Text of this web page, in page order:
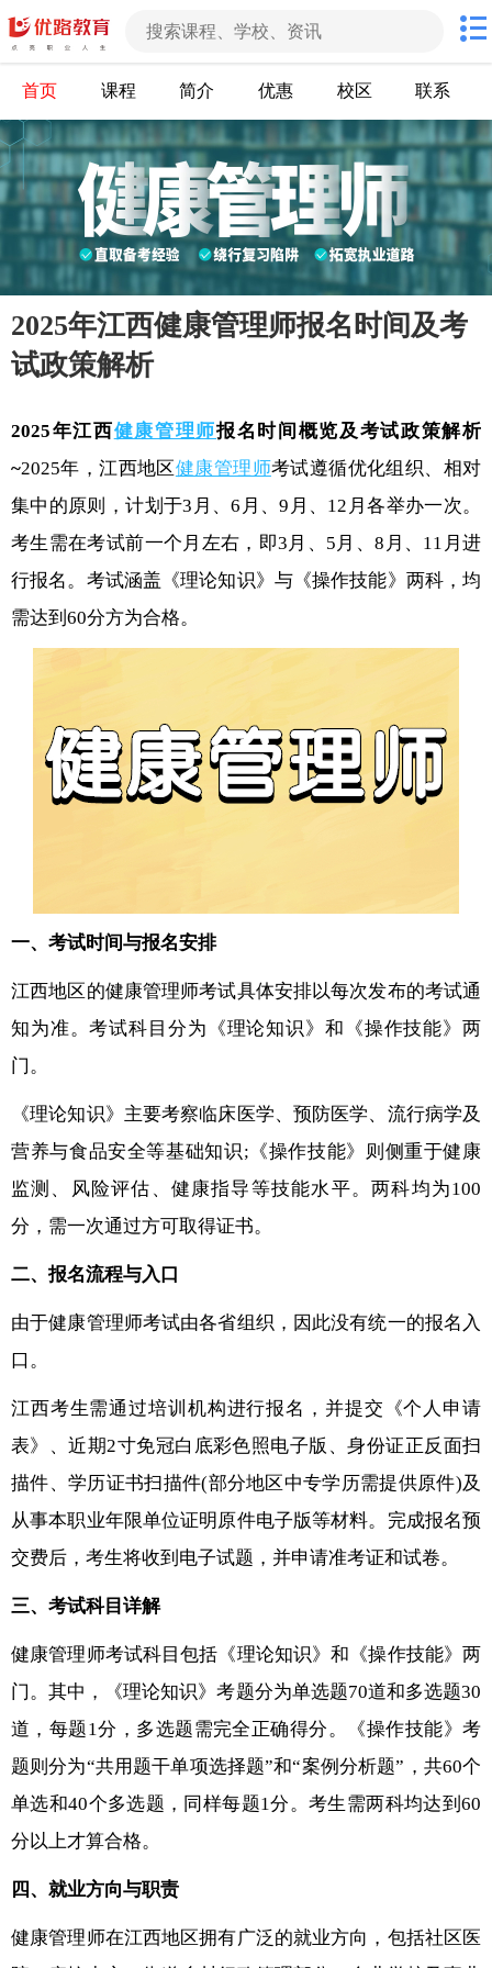
首页 课程 简介 优惠 校区 联系
2025年江西健康管理师报名时间及考
试政策解析
2025年江西健康管理师报名时间概览及考试政策解析
~2025年，江西地区健康管理师考试遵循优化组织、相对
集中的原则，计划于3月、6月、9月、12月各举办一次。
考生需在考试前一个月左右，即3月、5月、8月、11月进
行报名。考试涵盖《理论知识》与《操作技能》两科，均
需达到60分方为合格。
一、考试时间与报名安排
江西地区的健康管理师考试具体安排以每次发布的考试通
知为准。考试科目分为《理论知识》和《操作技能》两
门。
《理论知识》主要考察临床医学、预防医学、流行病学及
营养与食品安全等基础知识;《操作技能》则侧重于健康
监测、风险评估、健康指导等技能水平。两科均为100
分，需一次通过方可取得证书。
二、报名流程与入口
由于健康管理师考试由各省组织，因此没有统一的报名入
口。
江西考生需通过培训机构进行报名，并提交《个人申请
表》、近期2寸免冠白底彩色照电子版、身份证正反面扫
描件、学历证书扫描件(部分地区中专学历需提供原件)及
从事本职业年限单位证明原件电子版等材料。完成报名预
交费后，考生将收到电子试题，并申请准考证和试卷。
三、考试科目详解
健康管理师考试科目包括《理论知识》和《操作技能》两
门。其中，《理论知识》考题分为单选题70道和多选题30
道，每题1分，多选题需完全正确得分。《操作技能》考
题则分为“共用题干单项选择题”和“案例分析题”，共60个
单选和40个多选题，同样每题1分。考生需两科均达到60
分以上才算合格。
四、就业方向与职责
健康管理师在江西地区拥有广泛的就业方向，包括社区医